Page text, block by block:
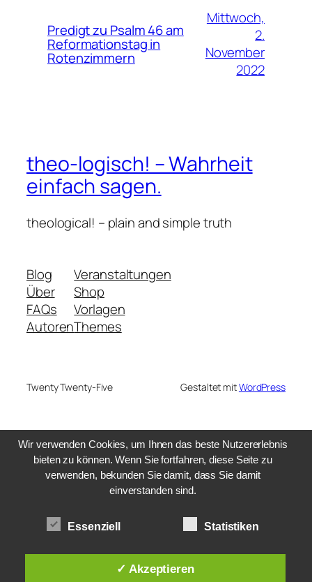
Predigt zu Psalm 46 am
Reformationstag in
Rotenzimmern
Mittwoch,
2.
November
2022
theo-logisch! – Wahrheit
einfach sagen.
theological! – plain and simple truth
Blog
Über
FAQs
Autoren
Veranstaltungen
Shop
Vorlagen
Themes
Twenty Twenty-Five Gestaltet mitWordPress
Wir verwenden Cookies, um Ihnen das beste Nutzererlebnis
bieten zu können. Wenn Sie fortfahren, diese Seite zu
verwenden, bekunden Sie damit, dass Sie damit
einverstanden sind.
Essenziell Statistiken
✓ Akzeptieren